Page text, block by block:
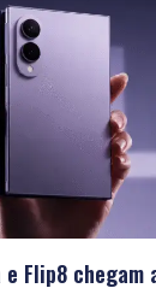
Flip8 chegam